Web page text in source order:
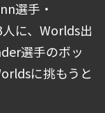
選手・
に、Worlds出
選手のボッ
に挑もうと